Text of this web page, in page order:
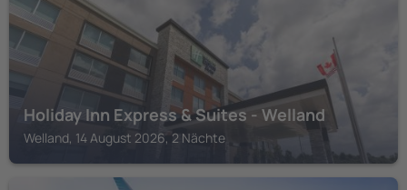
Holiday Inn Express & Suites - Welland
Welland, 14 August 2026, 2 Nächte